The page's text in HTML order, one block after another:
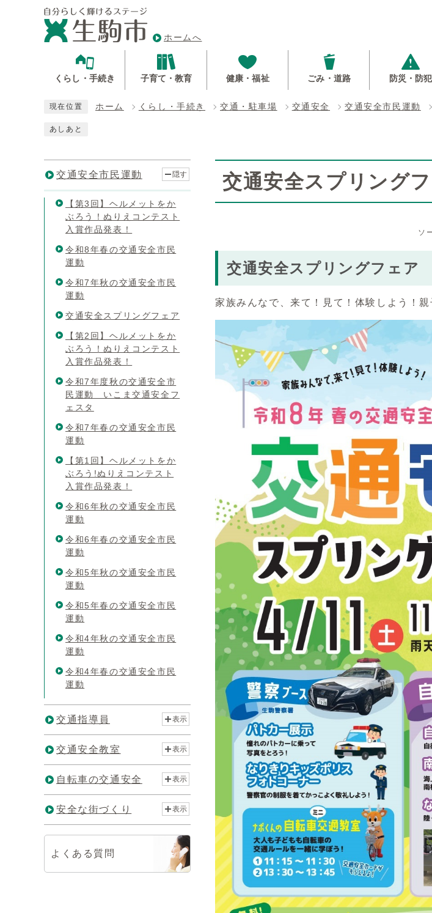
ホームへ
くらし・手続き 子育て・教育 健康・福祉 ごみ・道路 防災・防犯
現在位置 ホーム くらし・手続き 交通・駐車場 交通安全 交通安全市民運動
あしあと
交通安全スプリング
ソ
交通安全スプリングフェア
家族みんなで、来て！見て！体験しよう！
交通安全市民運動 隠す
【第3回】ヘルメットをか
ぶろう！ぬりえコンテスト
入賞作品発表！
令和8年春の交通安全市民
運動
令和7年秋の交通安全市民
運動
交通安全スプリングフェア
【第2回】ヘルメットをか
ぶろう！ぬりえコンテスト
入賞作品発表！
令和7年度秋の交通安全市
民運動 いこま交通安全フ
ェスタ
令和7年春の交通安全市民
運動
【第1回】ヘルメットをか
ぶろう!ぬりえコンテスト
入賞作品発表！
令和6年秋の交通安全市民
運動
令和6年春の交通安全市民
運動
令和5年秋の交通安全市民
運動
令和5年春の交通安全市民
運動
令和4年秋の交通安全市民
運動
令和4年春の交通安全市民
運動
交通指導員 表示
交通安全教室 表示
自転車の交通安全 表示
安全な街づくり 表示
よくある質問